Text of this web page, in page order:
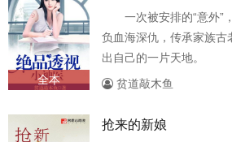
全本
一次被安排的“意外”
负血海深仇，传承家族古
出自己的一片天地。
贫道敲木鱼
抢来的新娘